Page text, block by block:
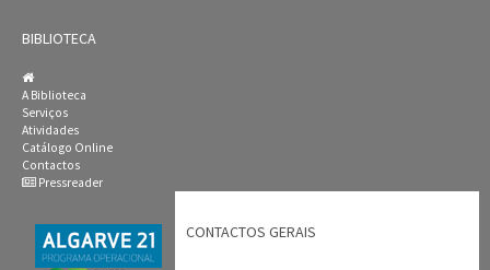
BIBLIOTECA
A Biblioteca
Serviços
Atividades
Catálogo Online
Contactos
Pressreader
CONTACTOS GERAIS